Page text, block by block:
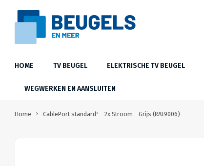
HOME TV BEUGEL ELEKTRISCHE TV BEUGEL
WEGWERKEN EN AANSLUITEN
Home CablePort standard² - 2x Stroom - Grijs (RAL9006)